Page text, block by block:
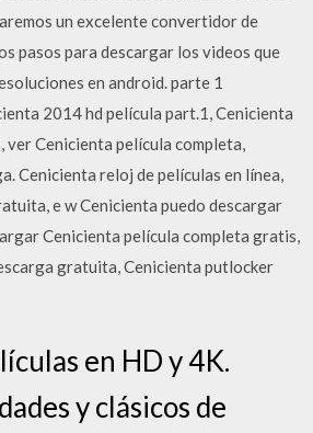
un excelente convertidor de
pasos para descargar los videos que
en android. parte 1
2014 hd película part.1, Cenicienta
ver Cenicienta película completa,
Cenicienta reloj de películas en línea,
e w Cenicienta puedo descargar
Cenicienta película completa gratis,
gratuita, Cenicienta putlocker
en HD y 4K.
y clásicos de